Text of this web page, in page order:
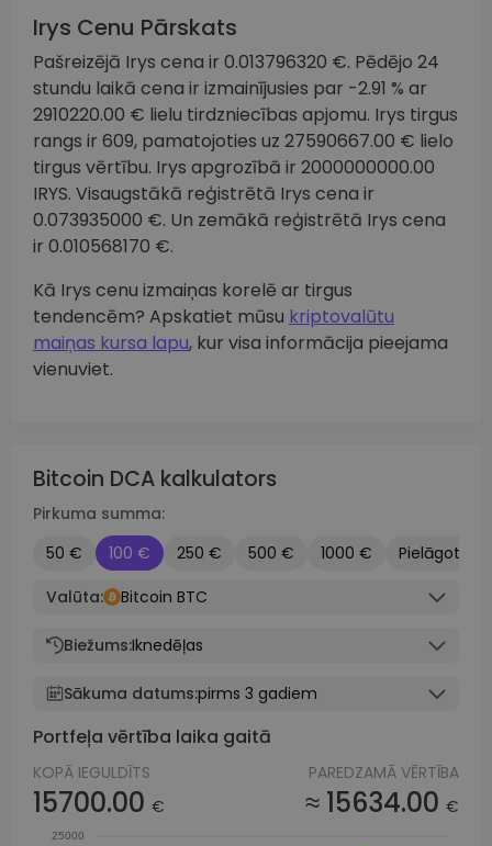
Irys Cenu Pārskats
Pašreizējā Irys cena ir 0.013796320 €. Pēdējo 24
stundu laikā cena ir izmainījusies par -2.91 % ar
2910220.00 € lielu tirdzniecības apjomu. Irys tirgus
rangs ir 609, pamatojoties uz 27590667.00 € lielo
tirgus vērtību. Irys apgrozībā ir 2000000000.00
IRYS. Visaugstākā reģistrētā Irys cena ir
0.073935000 €. Un zemākā reģistrētā Irys cena
ir 0.010568170 €.
Kā Irys cenu izmaiņas korelē ar tirgus
tendencēm? Apskatiet mūsu kriptovalūtu
maiņas kursa lapu, kur visa informācija pieejama
vienuviet.
Bitcoin DCA kalkulators
Pirkuma summa:
50 €
100 € 250 € 500 € 1000 €
Pielāgots
Valūta:
Bitcoin BTC
Biežums:Iknedēļas
Sākuma datums:pirms 3 gadiem
Portfeļa vērtība laika gaitā
KOPĀ IEGULDĪTS
15700.00 €
PAREDZAMĀ VĒRTĪBA
≈ 15634.00 €
25000